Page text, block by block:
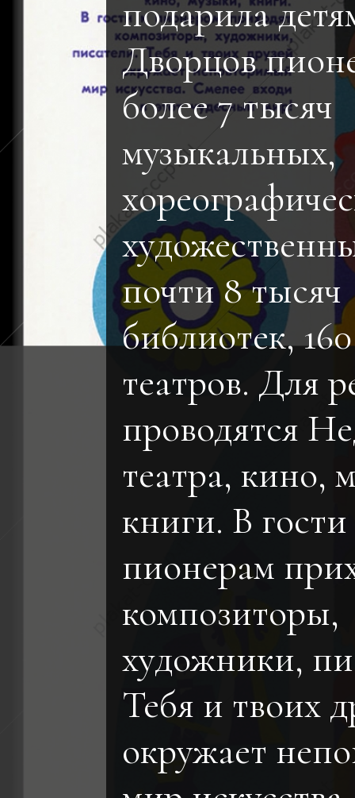
подарила
Дворцов
более 7 тысяч
музыкальных,
почти 8 тысяч
библиотек,
театров. Для
проводятся
театра, кино,
книги. В
пионерам
композиторы,
художники,
Тебя и твоих
окружает